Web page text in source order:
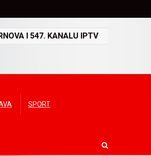
I 547. KANALU IPTV
SPORT